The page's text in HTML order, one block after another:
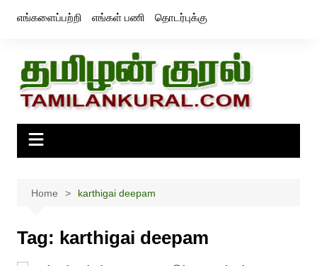
எங்களைப்பற்றி எங்கள் பணி தொடர்புக்கு
Home karthigai deepam
Tag: karthigai deepam